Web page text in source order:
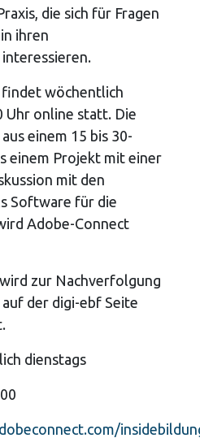
die sich für Fragen
ihren
wöchentlich
Uhr online statt. Die
einem 15 bis 30-
einem Projekt mit einer
mit den
Software für die
Adobe-Connect
zur Nachverfolgung
der digi-ebf Seite
dienstags